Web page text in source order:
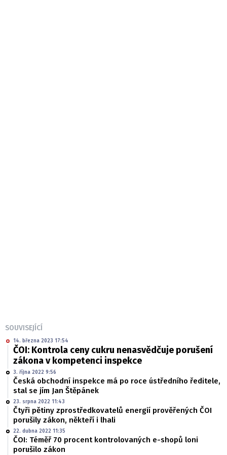
SOUVISEJÍCÍ
14. března 2023 17:54
ČOI: Kontrola ceny cukru nenasvědčuje porušení
zákona v kompetenci inspekce
3. října 2022 9:56
Česká obchodní inspekce má po roce ústředního ředitele,
stal se jím Jan Štěpánek
23. srpna 2022 11:43
Čtyři pětiny zprostředkovatelů energií prověřených ČOI
porušily zákon, někteří i lhali
22. dubna 2022 11:35
ČOI: Téměř 70 procent kontrolovaných e-shopů loni
porušilo zákon